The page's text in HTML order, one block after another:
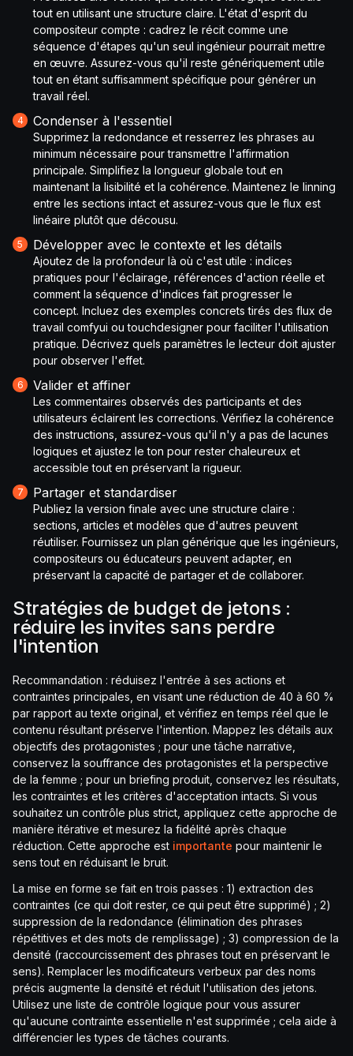
tout en utilisant une structure claire. L'état d'esprit du
compositeur compte : cadrez le récit comme une
séquence d'étapes qu'un seul ingénieur pourrait mettre
en œuvre. Assurez-vous qu'il reste génériquement utile
tout en étant suffisamment spécifique pour générer un
travail réel.
Condenser à l'essentiel
Supprimez la redondance et resserrez les phrases au
minimum nécessaire pour transmettre l'affirmation
principale. Simplifiez la longueur globale tout en
maintenant la lisibilité et la cohérence. Maintenez le linning
entre les sections intact et assurez-vous que le flux est
linéaire plutôt que décousu.
Développer avec le contexte et les détails
Ajoutez de la profondeur là où c'est utile : indices
pratiques pour l'éclairage, références d'action réelle et
comment la séquence d'indices fait progresser le
concept. Incluez des exemples concrets tirés des flux de
travail comfyui ou touchdesigner pour faciliter l'utilisation
pratique. Décrivez quels paramètres le lecteur doit ajuster
pour observer l'effet.
Valider et affiner
Les commentaires observés des participants et des
utilisateurs éclairent les corrections. Vérifiez la cohérence
des instructions, assurez-vous qu'il n'y a pas de lacunes
logiques et ajustez le ton pour rester chaleureux et
accessible tout en préservant la rigueur.
Partager et standardiser
Publiez la version finale avec une structure claire :
sections, articles et modèles que d'autres peuvent
réutiliser. Fournissez un plan générique que les ingénieurs,
compositeurs ou éducateurs peuvent adapter, en
préservant la capacité de partager et de collaborer.
Stratégies de budget de jetons :
réduire les invites sans perdre
l'intention
Recommandation : réduisez l'entrée à ses actions et
contraintes principales, en visant une réduction de 40 à 60 %
par rapport au texte original, et vérifiez en temps réel que le
contenu résultant préserve l'intention. Mappez les détails aux
objectifs des protagonistes ; pour une tâche narrative,
conservez la souffrance des protagonistes et la perspective
de la femme ; pour un briefing produit, conservez les résultats,
les contraintes et les critères d'acceptation intacts. Si vous
souhaitez un contrôle plus strict, appliquez cette approche de
manière itérative et mesurez la fidélité après chaque
réduction. Cette approche est importante pour maintenir le
sens tout en réduisant le bruit.
La mise en forme se fait en trois passes : 1) extraction des
contraintes (ce qui doit rester, ce qui peut être supprimé) ; 2)
suppression de la redondance (élimination des phrases
répétitives et des mots de remplissage) ; 3) compression de la
densité (raccourcissement des phrases tout en préservant le
sens). Remplacer les modificateurs verbeux par des noms
précis augmente la densité et réduit l'utilisation des jetons.
Utilisez une liste de contrôle logique pour vous assurer
qu'aucune contrainte essentielle n'est supprimée ; cela aide à
différencier les types de tâches courants.